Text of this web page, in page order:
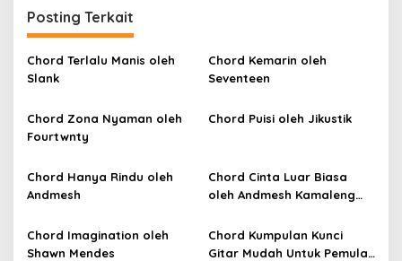
i
g
a
s
i
p
o
s
Posting Terkait
Chord Terlalu Manis oleh
Slank
Chord Kemarin oleh
Seventeen
Chord Zona Nyaman oleh
Fourtwnty
Chord Puisi oleh Jikustik
Chord Hanya Rindu oleh
Andmesh
Chord Cinta Luar Biasa
oleh Andmesh Kamaleng
SKA)
Chord Imagination oleh
Shawn Mendes
Chord Kumpulan Kunci
Gitar Mudah Untuk Pemula